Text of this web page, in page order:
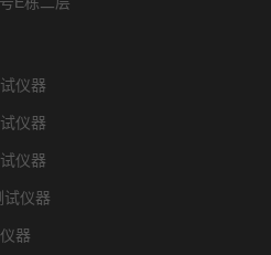
仪器
仪器
仪器
试仪器
器